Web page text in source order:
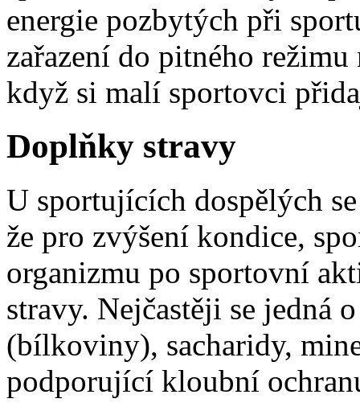
energie pozbytých při
zařazení do pitného
když si malí sportovci
Doplňky stravy
U sportujících dospělých
že pro zvýšení kondice,
organizmu po sportovní
stravy. Nejčastěji se jedná
(bílkoviny), sacharidy,
podporující kloubní